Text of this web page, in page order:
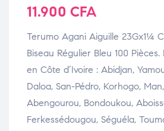
11.900 CFA
Terumo Agani Aiguille 23Gx1¼
Biseau Régulier Bleu 100
en Côte d’Ivoire : Abidjan,
Daloa, San-Pédro, Korhogo,
Abengourou, Bondoukou,
Ferkessédougou, Séguéla,